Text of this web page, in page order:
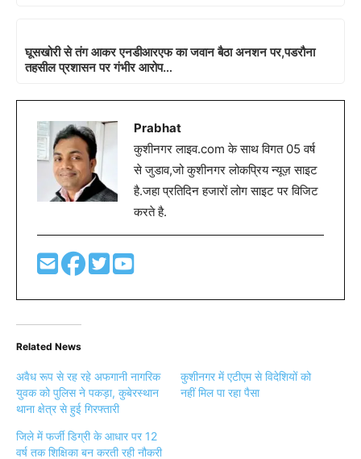
घूसखोरी से तंग आकर एनडीआरएफ का जवान बैठा अनशन पर,पडरौना
तहसील प्रशासन पर गंभीर आरोप…
Prabhat
कुशीनगर लाइव.com के साथ विगत 05 वर्ष
से जुडाव,जो कुशीनगर लोकप्रिय न्यूज़ साइट
है.जहा प्रतिदिन हजारों लोग साइट पर विजिट
करते है.
Related News
अवैध रूप से रह रहे अफगानी नागरिक
युवक को पुलिस ने पकड़ा, कुबेरस्थान
थाना क्षेत्र से हुई गिरफ्तारी
कुशीनगर में एटीएम से विदेशियों को
नहीं मिल पा रहा पैसा
जिले में फर्जी डिग्री के आधार पर 12
वर्ष तक शिक्षिका बन करती रही नौकरी